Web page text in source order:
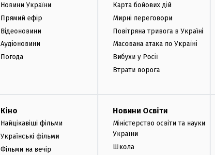
Новини України
Прямий ефір
Відеоновини
Аудіоновини
Погода
Карта бойових дій
Мирні переговори
Повітряна тривога в Україні
Масована атака по Україні
Вибухи у Росії
Втрати ворога
Кіно
Найцікавіші фільми
Українські фільми
Фільми на вечір
Новини Освіти
Міністерство освіти та науки
України
Школа